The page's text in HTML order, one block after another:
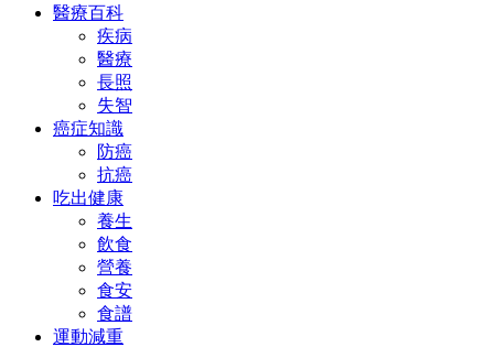
醫療百科
疾病
醫療
長照
失智
癌症知識
防癌
抗癌
吃出健康
養生
飲食
營養
食安
食譜
運動減重